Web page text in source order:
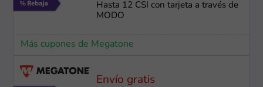
Hasta 12 CSI con tarjeta a través de
MODO
Más cupones de Megatone
Envío gratis